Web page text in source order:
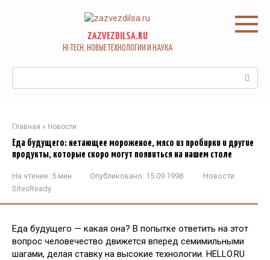
ZAZVEZDILSA.RU
HI-TECH, НОВЫЕ ТЕХНОЛОГИИ И НАУКА
Главная » Новости
Еда будущего: нетающее мороженое, мясо из пробирки и другие
продукты, которые скоро могут появиться на нашем столе
На чтение: 5 мин Опубликовано: 15.09.1998
Новости
SitesReady
Еда будущего — какая она? В попытке ответить на этот
вопрос человечество движется вперед семимильными
шагами, делая ставку на высокие технологии. HELLO.RU